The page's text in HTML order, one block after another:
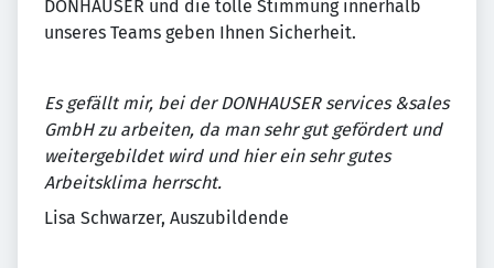
DONHAUSER und die tolle Stimmung innerhalb
unseres Teams geben Ihnen Sicherheit.
Es gefällt mir, bei der DONHAUSER services &sales
GmbH zu arbeiten, da man sehr gut gefördert und
weitergebildet wird und hier ein sehr gutes
Arbeitsklima herrscht.
Lisa Schwarzer, Auszubildende